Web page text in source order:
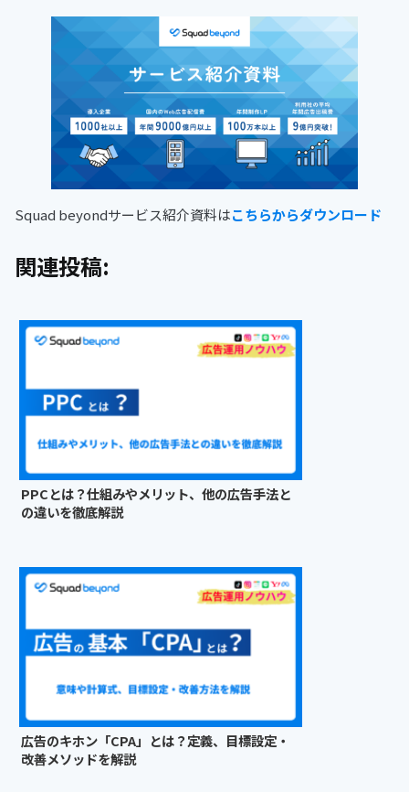
Squad beyondサービス紹介資料はこちらからダウンロード
関連投稿:
PPCとは？仕組みやメリット、他の広告手法と
の違いを徹底解説
広告のキホン「CPA」とは？定義、目標設定・
改善メソッドを解説